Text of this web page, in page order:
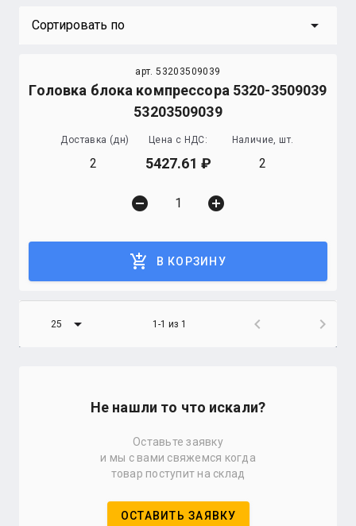
Сортировать по arrow_drop_down
арт. 53203509039
Головка блока компрессора 5320-3509039
53203509039
Доставка (дн)
2
Цена с НДС:
5427.61
Наличие, шт.
2
remove_circle add_circle
add_shopping_cart В КОРЗИНУ
25 arrow_drop_down 1-1 из 1 chevron_left chevron_right
Не нашли то что искали?
Оставьте заявку
и мы с вами свяжемся когда
товар поступит на склад
ОСТАВИТЬ ЗАЯВКУ